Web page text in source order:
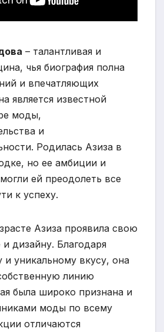
– талантливая и
чья биография полна
и впечатляющих
является известной
моды,
и
Родилась Азиза в
но ее амбиции и
ей преодолеть все
к успеху.
Азиза проявила свою
дизайну. Благодаря
и уникальному вкусу, она
линию
была широко признана и
моды по всему
отличаются